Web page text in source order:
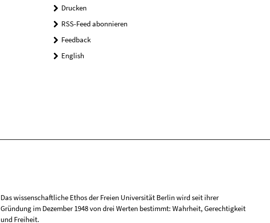
Drucken
RSS-Feed abonnieren
Feedback
English
Das wissenschaftliche Ethos der Freien Universität Berlin wird seit ihrer
Gründung im Dezember 1948 von drei Werten bestimmt: Wahrheit, Gerechtigkeit
und Freiheit.